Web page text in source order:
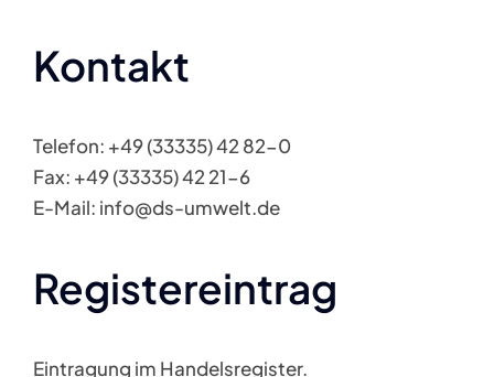
Kontakt
Telefon: +49 (33335) 42 82-0
Fax: +49 (33335) 42 21-6
E-Mail: info@ds-umwelt.de
Registereintrag
Eintragung im Handelsregister.